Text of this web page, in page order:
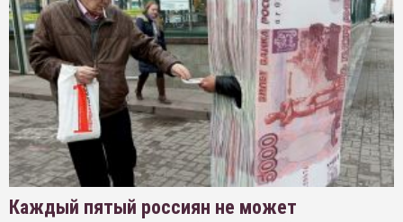
Каждый пятый россиян не может